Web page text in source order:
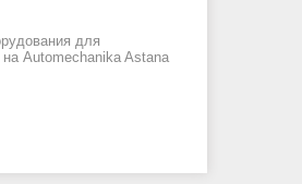
для
Automechanika Astana